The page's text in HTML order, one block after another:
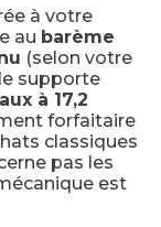
à votre
au barème
(selon votre
supporte
à 17,2
forfaitaire
classiques
pas les
est